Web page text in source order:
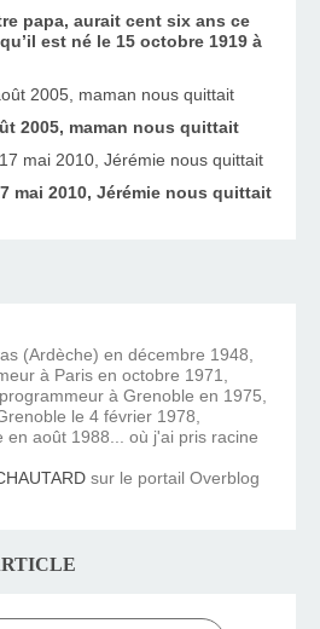
papa, aurait cent six ans ce
est né le 15 octobre 1919 à
2005, maman nous quittait
mai 2010, Jérémie nous quittait
(Ardèche) en décembre 1948,
à Paris en octobre 1971,
à Grenoble en 1975,
le 4 février 1978,
en août 1988... où j'ai pris racine
sur le portail Overblog